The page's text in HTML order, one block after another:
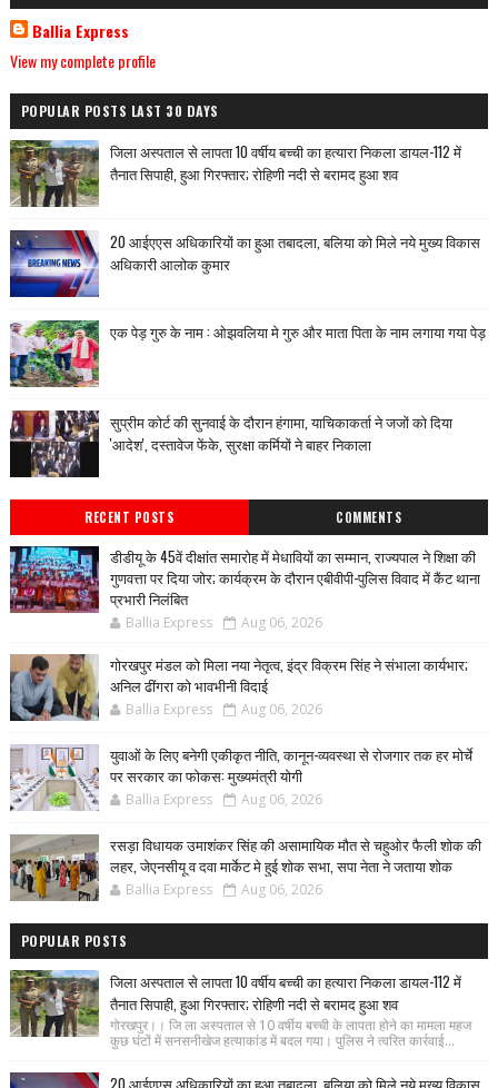
Ballia Express
View my complete profile
POPULAR POSTS LAST 30 DAYS
जिला अस्पताल से लापता 10 वर्षीय बच्ची का हत्यारा निकला डायल-112 में
तैनात सिपाही, हुआ गिरफ्तार; रोहिणी नदी से बरामद हुआ शव
20 आईएएस अधिकारियों का हुआ तबादला, बलिया को मिले नये मुख्य विकास
अधिकारी आलोक कुमार
एक पेड़ गुरु के नाम : ओझवलिया मे गुरु और माता पिता के नाम लगाया गया पेड़
सुप्रीम कोर्ट की सुनवाई के दौरान हंगामा, याचिकाकर्ता ने जजों को दिया
'आदेश', दस्तावेज फेंके, सुरक्षा कर्मियों ने बाहर निकाला
RECENT POSTS COMMENTS
डीडीयू के 45वें दीक्षांत समारोह में मेधावियों का सम्मान, राज्यपाल ने शिक्षा की
गुणवत्ता पर दिया जोर; कार्यक्रम के दौरान एबीवीपी-पुलिस विवाद में कैंट थाना
प्रभारी निलंबित
Ballia Express Aug 06, 2026
गोरखपुर मंडल को मिला नया नेतृत्व, इंद्र विक्रम सिंह ने संभाला कार्यभार;
अनिल ढींगरा को भावभीनी विदाई
Ballia Express Aug 06, 2026
युवाओं के लिए बनेगी एकीकृत नीति, कानून-व्यवस्था से रोजगार तक हर मोर्चे
पर सरकार का फोकस: मुख्यमंत्री योगी
Ballia Express Aug 06, 2026
रसड़ा विधायक उमाशंकर सिंह की असामायिक मौत से चहुओर फैली शोक की
लहर, जेएनसीयू व दवा मार्केट मे हुई शोक सभा, सपा नेता ने जताया शोक
Ballia Express Aug 06, 2026
POPULAR POSTS
जिला अस्पताल से लापता 10 वर्षीय बच्ची का हत्यारा निकला डायल-112 में
तैनात सिपाही, हुआ गिरफ्तार; रोहिणी नदी से बरामद हुआ शव
गोरखपुर।। जि ला अस्पताल से 10 वर्षीय बच्ची के लापता होने का मामला महज
कुछ घंटों में सनसनीखेज हत्याकांड में बदल गया। पुलिस ने त्वरित कार्रवाई...
20 आईएएस अधिकारियों का हुआ तबादला, बलिया को मिले नये मुख्य विकास